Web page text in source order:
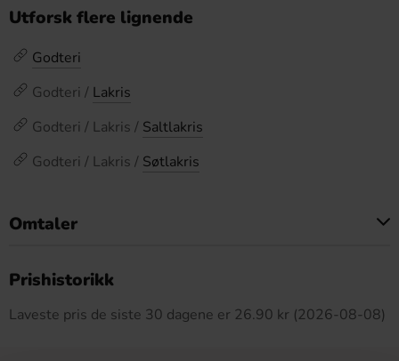
Utforsk flere lignende
Godteri
Godteri / Lakris
Godteri / Lakris / Saltlakris
Godteri / Lakris / Søtlakris
Omtaler
Prishistorikk
Laveste pris de siste 30 dagene er 26.90 kr (2026-08-08)